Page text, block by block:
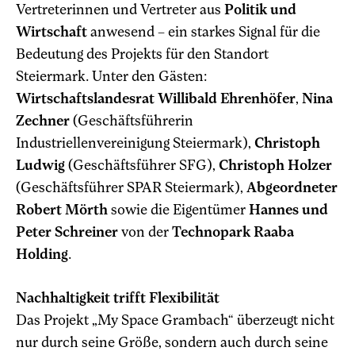
Vertreterinnen und Vertreter aus Politik und
Wirtschaftanwesend – ein starkes Signal für die
Bedeutung des Projekts für den Standort
Steiermark. Unter den Gästen:
Wirtschaftslandesrat Willibald Ehrenhöfer, Nina
Zechner(Geschäftsführerin
Industriellenvereinigung Steiermark), Christoph
Ludwig(Geschäftsführer SFG), Christoph Holzer
(Geschäftsführer SPAR Steiermark), Abgeordneter
Robert Mörthsowie die EigentümerHannes und
Peter Schreinervon derTechnopark Raaba
Holding.
Nachhaltigkeit trifft Flexibilität
Das Projekt „My Space Grambach“ überzeugt nicht
nur durch seine Größe, sondern auch durch seine